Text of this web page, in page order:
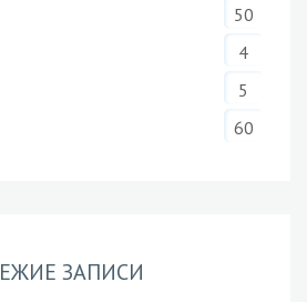
50
4
5
60
ЗАПИСИ